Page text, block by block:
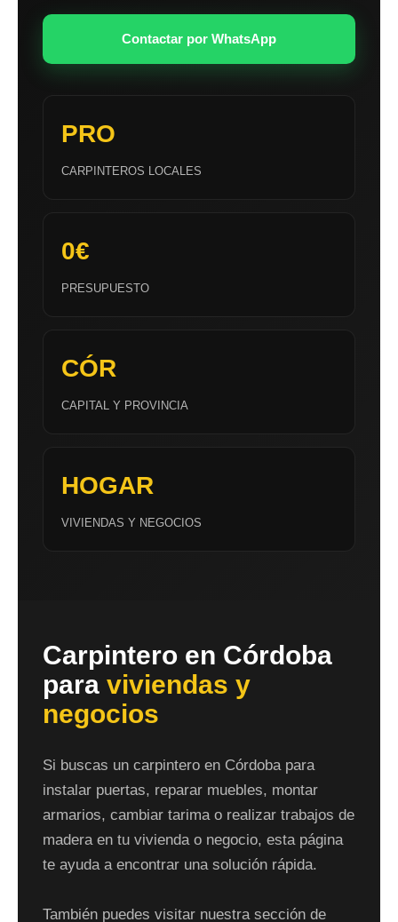
Contactar por WhatsApp
PRO
CARPINTEROS LOCALES
0€
PRESUPUESTO
CÓR
CAPITAL Y PROVINCIA
HOGAR
VIVIENDAS Y NEGOCIOS
Carpintero en Córdoba
para viviendas y
negocios
Si buscas un carpintero en Córdoba para
instalar puertas, reparar muebles, montar
armarios, cambiar tarima o realizar trabajos de
madera en tu vivienda o negocio, esta página
te ayuda a encontrar una solución rápida.
También puedes visitar nuestra sección de